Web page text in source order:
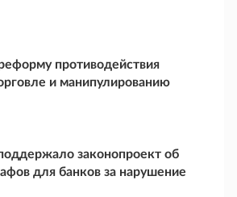
противодействия
и манипулированию
законопроект об
для банков за нарушение